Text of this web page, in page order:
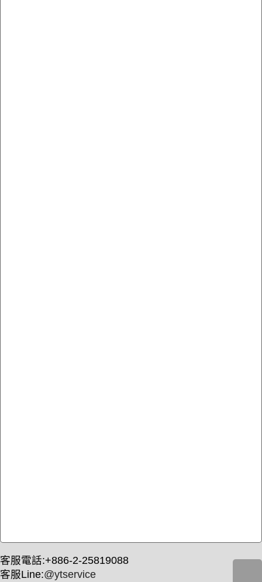
客服電話:+886-2-25819088
客服Line:@ytservice